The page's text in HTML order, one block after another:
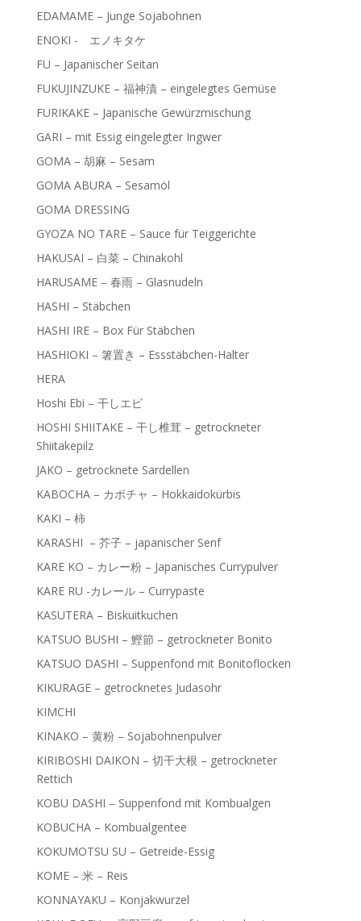
EDAMAME – Junge Sojabohnen
ENOKI - エノキタケ
FU – Japanischer Seitan
FUKUJINZUKE – 福神漬 – eingelegtes Gemüse
FURIKAKE – Japanische Gewürzmischung
GARI – mit Essig eingelegter Ingwer
GOMA – 胡麻 – Sesam
GOMA ABURA – Sesamöl
GOMA DRESSING
GYOZA NO TARE – Sauce für Teiggerichte
HAKUSAI – 白菜 – Chinakohl
HARUSAME – 春雨 – Glasnudeln
HASHI – Stäbchen
HASHI IRE – Box Für Stäbchen
HASHIOKI – 箸置き – Essstäbchen-Halter
HERA
Hoshi Ebi – 干しエビ
HOSHI SHIITAKE – 干し椎茸 – getrockneter
Shiitakepilz
JAKO – getrocknete Sardellen
KABOCHA – カボチャ – Hokkaidokürbis
KAKI – 柿
KARASHI – 芥子 – japanischer Senf
KARE KO – カレー粉 – Japanisches Currypulver
KARE RU -カレール – Currypaste
KASUTERA – Biskuitkuchen
KATSUO BUSHI – 鰹節 – getrockneter Bonito
KATSUO DASHI – Suppenfond mit Bonitoflocken
KIKURAGE – getrocknetes Judasohr
KIMCHI
KINAKO – 黄粉 – Sojabohnenpulver
KIRIBOSHI DAIKON – 切干大根 – getrockneter
Rettich
KOBU DASHI – Suppenfond mit Kombualgen
KOBUCHA – Kombualgentee
KOKUMOTSU SU – Getreide-Essig
KOME – 米 – Reis
KONNAYAKU – Konjakwurzel